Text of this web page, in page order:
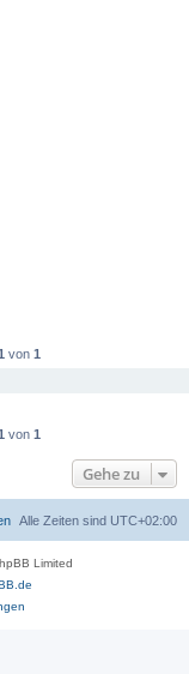
von 1
von 1
Gehe zu
Alle Zeiten sind UTC+02:00
Limited